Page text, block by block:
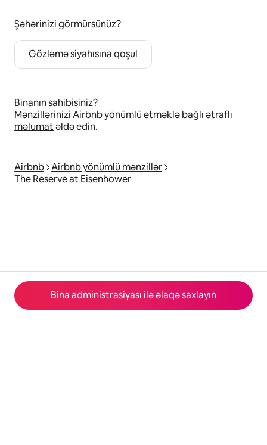
Bina administrasiyası ilə əlaqə saxlayın
Şəhərinizi görmürsünüz?
Gözləmə siyahısına qoşul
Binanın sahibisiniz?
Mənzillərinizi Airbnb yönümlü etməklə bağlıətraflı
məlumatəldə edin.
Airbnb Airbnb yönümlü mənzillər
The Reserve at Eisenhower